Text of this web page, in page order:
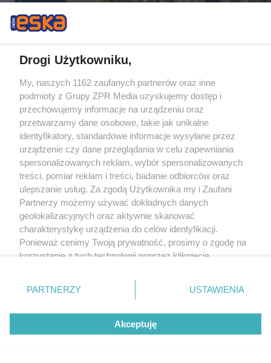
Drogi Użytkowniku,
My, naszych 1162 zaufanych partnerów oraz inne
podmioty z Grupy ZPR Media uzyskujemy dostęp i
przechowujemy informacje na urządzeniu oraz
przetwarzamy dane osobowe, takie jak unikalne
identyfikatory, standardowe informacje wysyłane przez
urządzenie czy dane przeglądania w celu zapewniania
spersonalizowanych reklam, wybór spersonalizowanych
treści, pomiar reklam i treści, badanie odbiorców oraz
ulepszanie usług. Za zgodą Użytkownika my i Zaufani
Partnerzy możemy używać dokładnych danych
geolokalizacyjnych oraz aktywnie skanować
charakterystykę urządzenia do celów identyfikacji.
Ponieważ cenimy Twoją prywatność, prosimy o zgodę na
korzystanie z tych technologii poprzez kliknięcie
zmienić/wycofać klikając przycisk ustawień prywatności
znajdujący się w lewym dolnym rogu strony
rodzaje przetwarzania danych nie wymagają zgody
użytkownika, ale masz prawo sprzeciwić się takiemu
przetwarzaniu. Preferencje będą miały zastosowanie tylko
PARTNERZY USTAWIENIA
Akceptuję